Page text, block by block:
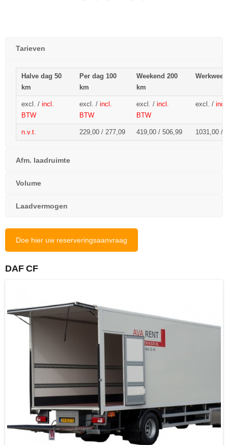
Tarieven
Halve dag 50
km
Per dag 100
km
Weekend 200
km
excl. / incl.
BTW
excl. / incl.
BTW
excl. / incl.
BTW
excl. /
n.v.t. 229,00 / 277,09 419,00 / 506,99 1031,00 /
Afm. laadruimte
Volume
Laadvermogen
Doe hier uw reserveringsaanvraag
DAF CF